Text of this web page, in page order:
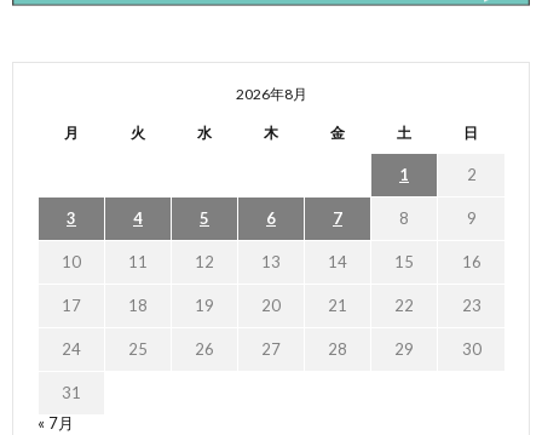
2026年8月
月 火 水 木 金 土 日
1 2
3 4 5 6 7 8 9
10 11 12 13 14 15 16
17 18 19 20 21 22 23
24 25 26 27 28 29 30
31
« 7月